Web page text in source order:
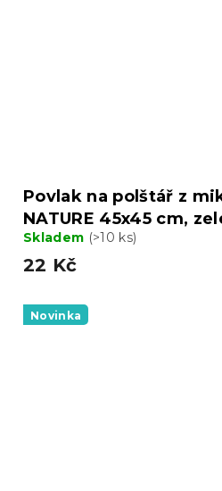
Povlak na polštář z
NATURE 45x45 cm,
Skladem (>10 ks)
22 Kč
Novinka